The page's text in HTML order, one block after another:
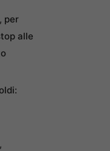
per
alle